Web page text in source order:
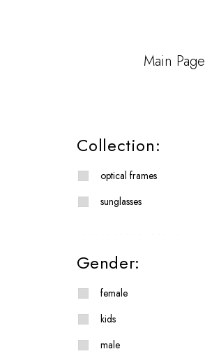
Main Page
Collection:
optical frames
sunglasses
Gender:
female
kids
male